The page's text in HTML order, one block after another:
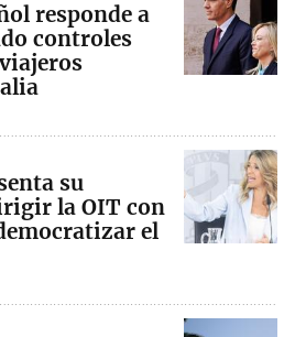
responde a
controles
su
la OIT con
el